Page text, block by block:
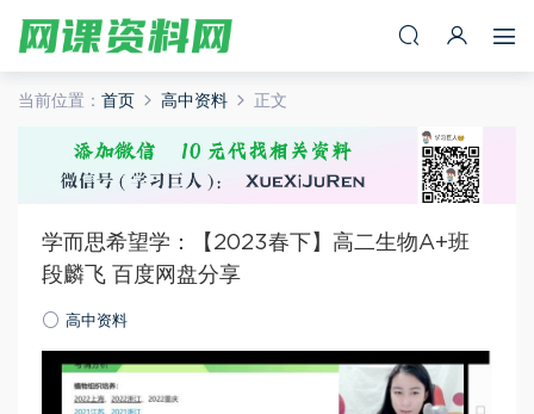
当前位置： 首页 高中资料 正文
学而思希望学：【2023春下】高二生物A+班
段麟飞 百度网盘分享
高中资料